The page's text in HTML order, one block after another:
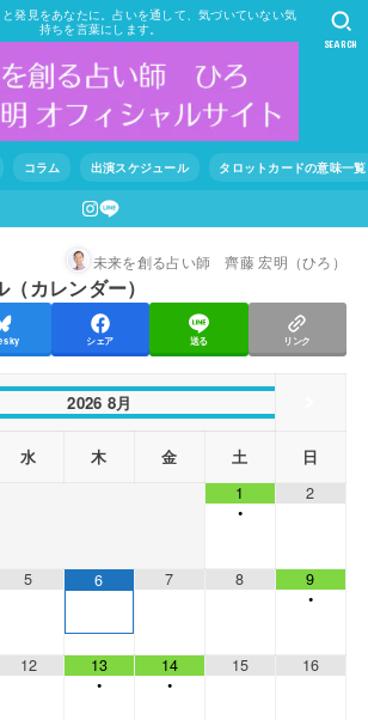
発見をあなたに。占いを通して、気づいていない気
持ちを言葉にします。
コラム 出演スケジュール タロットカードの意味一覧
SEARCH
未来を創る占い師 齊藤 宏明（ひろ）
カレンダー）
シェア 送る リンク
2026 8月
水 木 金 土
日
1
•
2
5 6 7 8
9
•
12
13
•
14
•
15 16